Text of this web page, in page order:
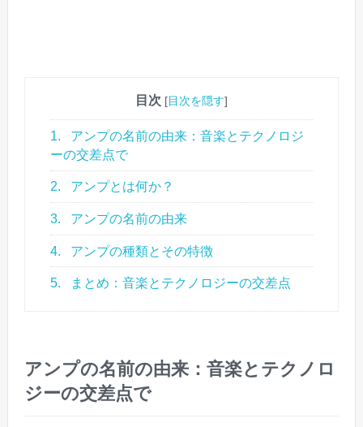
目次 [目次を隠す]
1.
アンプの名前の由来：音楽とテクノロジ
ーの交差点で
2. アンプとは何か？
3. アンプの名前の由来
4. アンプの種類とその特徴
5. まとめ：音楽とテクノロジーの交差点
アンプの名前の由来：音楽とテクノロ
ジーの交差点で